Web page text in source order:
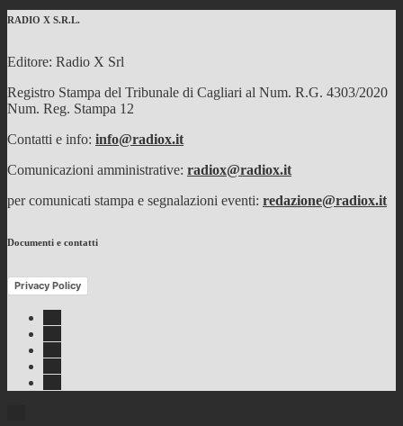
RADIO X S.R.L.
Editore: Radio X Srl
Registro Stampa del Tribunale di Cagliari al Num. R.G. 4303/2020
Num. Reg. Stampa 12
Contatti e info: info@radiox.it
Comunicazioni amministrative: radiox@radiox.it
per comunicati stampa e segnalazioni eventi: redazione@radiox.it
Documenti e contatti
Privacy Policy